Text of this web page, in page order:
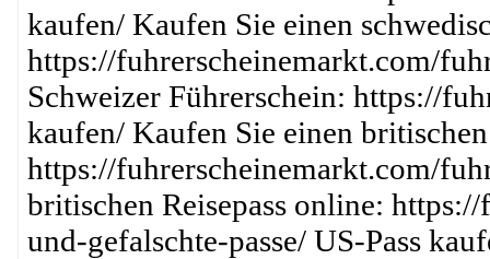
kaufen/ Kaufen Sie einen
https://fuhrerscheinemarkt.com/
Schweizer Führerschein: https://
kaufen/ Kaufen Sie einen
https://fuhrerscheinemarkt.com/
britischen Reisepass online:
und-gefalschte-passe/ US-Pass